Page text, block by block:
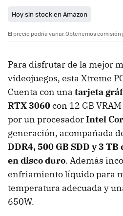
Hoy sin stock en Amazon
El precio podría variar. Obtenemos
Para disfrutar de la mejor
videojuegos, esta Xtreme
Cuenta con una tarjeta
RTX 3060con 12 GB
por un procesadorIntel
generación, acompañada
DDR4, 500 GB SDD y 3
en disco duro. Además
enfriamiento líquido para
temperatura adecuada y
650W.